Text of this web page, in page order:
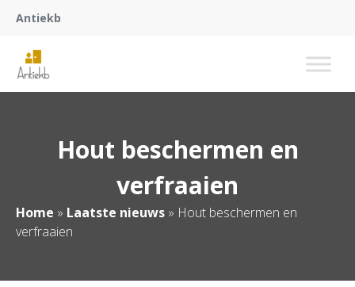
Antiekb
Hout beschermen en
verfraaien
Home » Laatste nieuws » Hout beschermen en
verfraaien